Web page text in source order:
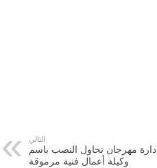
التالي
إدارة مهرجان تحاول النصب باسم
وكيلة أعمال فنية مرموقة